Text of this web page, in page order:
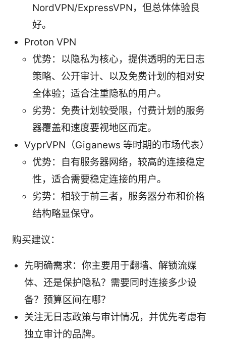
NordVPN/ExpressVPN，但总体体验良
好。
Proton VPN
优势：以隐私为核心，提供透明的无日志
策略、公开审计、以及免费计划的相对安
全体验；适合注重隐私的用户。
劣势：免费计划较受限，付费计划的服务
器覆盖和速度要视地区而定。
VyprVPN（Giganews 等时期的市场代表）
优势：自有服务器网络，较高的连接稳定
性，适合需要稳定连接的用户。
劣势：相较于前三者，服务器分布和价格
结构略显保守。
购买建议：
先明确需求：你主要用于翻墙、解锁流媒
体、还是保护隐私？需要同时连接多少设
备？预算区间在哪？
关注无日志政策与审计情况，并优先考虑有
独立审计的品牌。